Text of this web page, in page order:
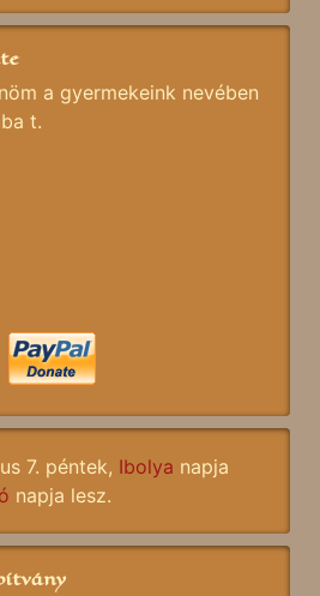
a gyermekeink nevében
t.
7. péntek, Ibolya napja
napja lesz.